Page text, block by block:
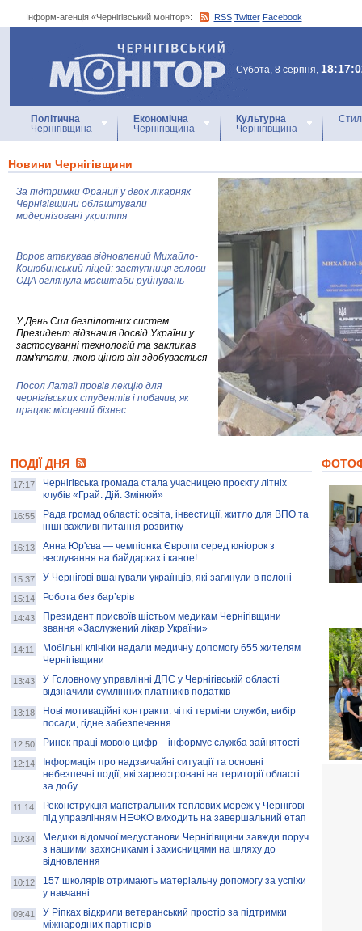
Інформ-агенція «Чернігівський монітор»: RSS Twitter Facebook
Інформ-агенція
«Чернігівський монітор»
Субота, 8 серпня,
Політична
Чернігівщина
Економічна
Чернігівщина
Культурна
Чернігівщина
Новини Чернігівщини
За підтримки Франції у двох лікарнях
Чернігівщини облаштували
модернізовані укриття
Ворог атакував відновлений Михайло-
Коцюбинський ліцей: заступниця голови
ОДА оглянула масштаби руйнувань
У День Сил безпілотних систем
Президент відзначив досвід України у
застосуванні технологій та закликав
пам'ятати, якою ціною він здобувається
Посол Латвії провів лекцію для
чернігівських студентів і побачив, як
працює місцевий бізнес
колекцію про війну, емоції та тварин
AB InBev Efes Україна підтримала
навчальний проєкт "Молодіжна бізнес-
школа", спрямований на розвиток
підприємництва у Чернігівській області
Золота тварина: видання Forbes
написало про чернігівця Патрона: хто і
скільки на ньому заробляє? І куди
витрачають?
ПОДІЇ ДНЯ
17:17
Чернігівська громада стала учасницею проєкту літніх
клубів «Грай. Дій. Змінюй»
16:55
Рада громад області: освіта, інвестиції, житло для ВПО та
інші важливі питання розвитку
16:13
Анна Юр'єва — чемпіонка Європи серед юніорок з
веслування на байдарках і каное!
15:37 У Чернігові вшанували українців, які загинули в полоні
15:14 Робота без бар’єрів
14:43
Президент присвоїв шістьом медикам Чернігівщини
звання «Заслужений лікар України»
14:11
Мобільні клініки надали медичну допомогу 655 жителям
Чернігівщини
13:43
У Головному управлінні ДПС у Чернігівській області
відзначили сумлінних платників податків
13:18
Нові мотиваційні контракти: чіткі терміни служби, вибір
посади, гідне забезпечення
12:50 Ринок праці мовою цифр – інформує служба зайнятості
12:14
Інформація про надзвичайні ситуації та основні
небезпечні події, які зареєстровані на території області
за добу
11:14
Реконструкція магістральних теплових мереж у Чернігові
під управлінням НЕФКО виходить на завершальний етап
10:34
Медики відомчої медустанови Чернігівщини завжди поруч
з нашими захисниками і захисницями на шляху до
відновлення
10:12
157 школярів отримають матеріальну допомогу за успіхи
у навчанні
09:41
У Ріпках відкрили ветеранський простір за підтримки
міжнародних партнерів